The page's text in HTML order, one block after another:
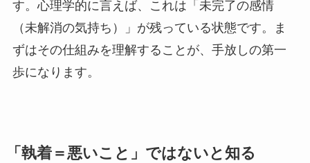
す。心理学的に言えば、これは「未完了の感情
（未解消の気持ち）」が残っている状態です。ま
ずはその仕組みを理解することが、手放しの第一
歩になります。
「執着＝悪いこと」ではないと知る